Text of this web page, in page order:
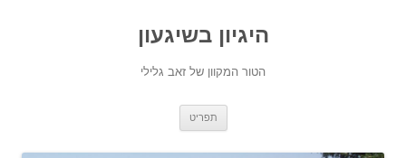
היגיון בשיגעון
הטור המקוון של זאב גלילי
תפריט